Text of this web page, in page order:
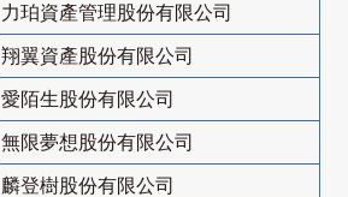
力珀資產管理股份有限公司
翔翼資產股份有限公司
愛陌生股份有限公司
無限夢想股份有限公司
麟登樹股份有限公司